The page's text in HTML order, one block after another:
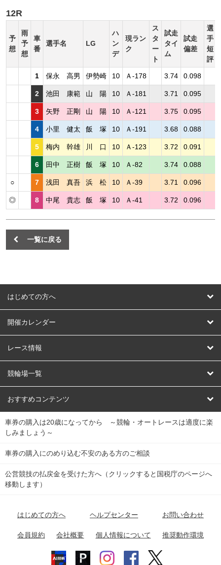
12R
予
想
雨
予
想
車
番
選手名 LG
ハ
ン
デ
現ラン
ク
ス
タ
ー
ト
試走
タイ
ム
試走
偏差
選
手
短
評
1 保永 高男 伊勢崎 10 Ａ-178 3.74 0.098
2 池田 康範 山 陽 10 Ａ-181 3.71 0.095
3 矢野 正剛 山 陽 10 Ａ-121 3.75 0.095
4 小里 健太 飯 塚 10 Ａ-191 3.68 0.088
5 梅内 幹雄 川 口 10 Ａ-123 3.72 0.091
6 田中 正樹 飯 塚 10 Ａ-82 3.74 0.088
○ 7 浅田 真吾 浜 松 10 Ａ-39 3.71 0.096
◎ 8 中尾 貴志 飯 塚 10 Ａ-41 3.72 0.096
一覧に戻る
はじめての方へ
はじめての方へ
開催カレンダー
競輪
オートレース
競輪くじ
Dokanto!
チャリロトプラザ
レース情報
レース予想
レース結果
キャリーオーバー一覧
競輪場一覧
北日本 函館競輪場
関
東
弥彦競輪場 前橋競輪場 取手競輪場 宇都宮競輪場
関
東
小田原競輪場
名古屋競輪場 岐阜競輪場 大垣競輪場 豊橋競輪場
富山競輪場 松阪競輪場 四日市競輪場
福井競輪場 奈良競輪場 向日町競輪場
おすすめコンテンツ
競輪選手情報
Perfecta Navi
netkeirin
車券の購入は20歳になってから ～競輪・オートレースは適度に楽
しみましょう～
車券の購入にのめり込む不安のある方のご相談
公営競技の払戻金を受けた方へ（クリックすると国税庁のページへ
移動します）
はじめての方へ ヘルプセンター お問い合わせ
会員規約 会社概要 個人情報について 推奨動作環境